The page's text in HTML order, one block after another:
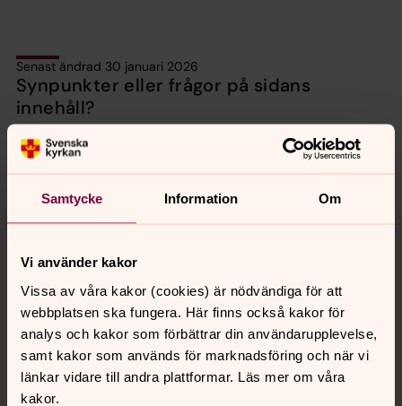
Samtycke Information Om
Vi använder kakor
Vissa av våra kakor (cookies) är nödvändiga för att
webbplatsen ska fungera. Här finns också kakor för
analys och kakor som förbättrar din användarupplevelse,
samt kakor som används för marknadsföring och när vi
länkar vidare till andra plattformar. Läs mer om våra
kakor.
Senast ändrad 30 januari 2026
Synpunkter eller frågor på sidans
innehåll?
mjallby.forsamling@svenskakyrkan.se
Dela
Tillbaka till toppen
Tillbaka till innehållet
Kontakt
Kalender